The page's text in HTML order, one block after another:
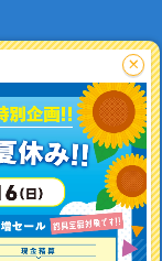
釣り情報を
投稿する
×